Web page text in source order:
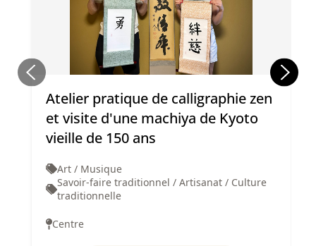
Atelier pratique de calligraphie zen
et visite d'une machiya de Kyoto
vieille de 150 ans
Art / Musique
Savoir-faire traditionnel / Artisanat / Culture
traditionnelle
Centre